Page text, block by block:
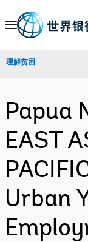
Skip
Navigation
理解贫困
Papua
EAST
Urban